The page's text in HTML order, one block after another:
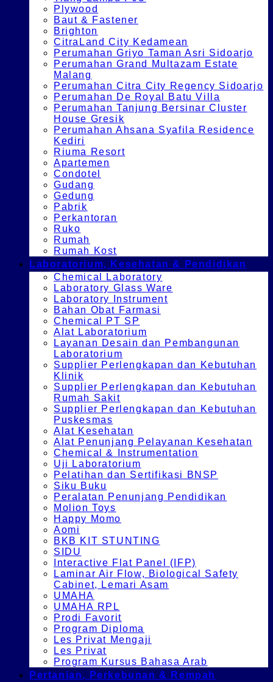
Plywood
Baut & Fastener
Brighton
CitraLand City Kedamean
Perumahan Griyo Taman Asri Sidoarjo
Perumahan Grand Multazam Estate
Malang
Perumahan Citra City Regency Sidoarjo
Perumahan De Royal Batu Villa
Perumahan Tanjung Bersinar Cluster
House Gresik
Perumahan Ahsana Syafila Residence
Kediri
Riuma Resort
Apartemen
Condotel
Gudang
Gedung
Pabrik
Perkantoran
Ruko
Rumah
Rumah Kost
Laboratorium, Kesehatan & Pendidikan
Chemical Laboratory
Laboratory Glass Ware
Laboratory Instrument
Bahan Obat Farmasi
Chemical PT SP
Alat Laboratorium
Layanan Desain dan Pembangunan
Laboratorium
Supplier Perlengkapan dan Kebutuhan
Klinik
Supplier Perlengkapan dan Kebutuhan
Rumah Sakit
Supplier Perlengkapan dan Kebutuhan
Puskesmas
Alat Kesehatan
Alat Penunjang Pelayanan Kesehatan
Chemical & Instrumentation
Uji Laboratorium
Pelatihan dan Sertifikasi BNSP
Siku Buku
Peralatan Penunjang Pendidikan
Molion Toys
Happy Momo
Aomi
BKB KIT STUNTING
SIDU
Interactive Flat Panel (IFP)
Laminar Air Flow, Biological Safety
Cabinet, Lemari Asam
UMAHA
UMAHA RPL
Prodi Favorit
Program Diploma
Les Privat Mengaji
Les Privat
Program Kursus Bahasa Arab
Pertanian, Perkebunan & Rempah